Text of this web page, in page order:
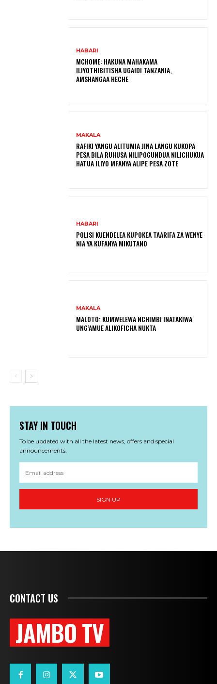
HABARI
MCHOME: HAKUNA MAHAKAMA
ILIYOTHIBITISHA UGAIDI TANZANIA,
AMSHANGAA HECHE
MAKALA
RAFIKI YANGU ALITUMIA JINA LANGU KUKOPA
PESA BILA RUHUSA NILIPOGUNDUA NILICHUKUA
HATUA ILIYO MFANYA ALIPE PESA ZOTE
HABARI
POLISI KUENDELEA KUPOKEA TAARIFA ZA WENYE
NIA YA KUFANYA MIKUTANO
MAKALA
MALOTO: KUMWELEWA NCHIMBI INATAKIWA
UNG’AMUE ALIKOFICHA NUKTA
STAY IN TOUCH
To be updated with all the latest news, offers and special
announcements.
SIGN UP
CONTACT US
JAMBO TV